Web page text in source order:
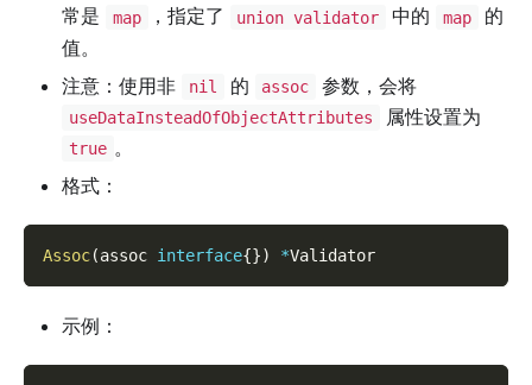
常是
map ，指定了 union validator 中的 map
的
值。
注意：使用非
nil 的 assoc 参数，会将
useDataInsteadOfObjectAttributes 属性设置为
true 。
格式：
Assoc(assoc interface{}) *Validator
示例：